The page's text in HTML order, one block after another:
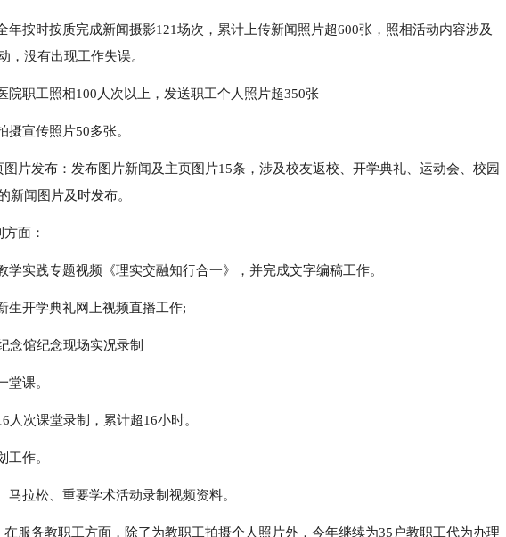
年按时按质完成新闻摄影121场次，累计上传新闻照片超600张，照相活动内容涉及
，没有出现工作失误。
院职工照相100人次以上，发送职工个人照片超350张
摄宣传照片50多张。
图片发布：发布图片新闻及主页图片15条，涉及校友返校、开学典礼、运动会、校园
新闻图片及时发布。
面：
学实践专题视频《理实交融知行合一》，并完成文字编稿工作。
生开学典礼网上视频直播工作;
念馆纪念现场实况录制
堂课。
人次课堂录制，累计超16小时。
工作。
马拉松、重要学术活动录制视频资料。
服务教职工方面，除了为教职工拍摄个人照片外，今年继续为35户教职工代为办理